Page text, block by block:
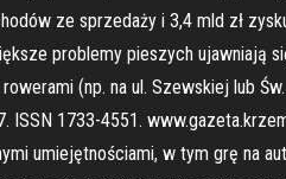
ze sprzedaży i 3,4 mld zł
problemy pieszych ujawniają
(np. na ul. Szewskiej lub Św.
ISSN 1733-4551.
umiejętnościami, w tym grę na